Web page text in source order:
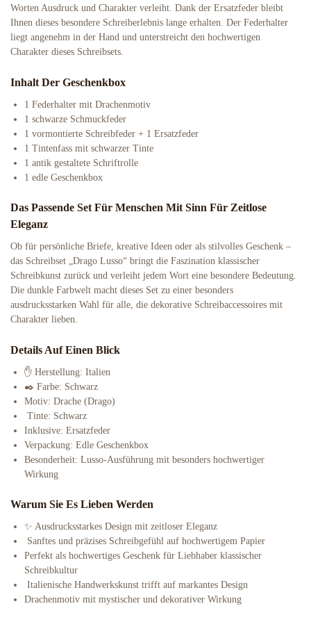
Worten Ausdruck und Charakter verleiht. Dank der Ersatzfeder bleibt
Ihnen dieses besondere Schreiberlebnis lange erhalten. Der Federhalter
liegt angenehm in der Hand und unterstreicht den hochwertigen
Charakter dieses Schreibsets.
Inhalt Der Geschenkbox
1 Federhalter mit Drachenmotiv
1 schwarze Schmuckfeder
1 vormontierte Schreibfeder + 1 Ersatzfeder
1 Tintenfass mit schwarzer Tinte
1 antik gestaltete Schriftrolle
1 edle Geschenkbox
Das Passende Set Für Menschen Mit Sinn Für Zeitlose
Eleganz
Ob für persönliche Briefe, kreative Ideen oder als stilvolles Geschenk –
das Schreibset „Drago Lusso“ bringt die Faszination klassischer
Schreibkunst zurück und verleiht jedem Wort eine besondere Bedeutung.
Die dunkle Farbwelt macht dieses Set zu einer besonders
ausdrucksstarken Wahl für alle, die dekorative Schreibaccessoires mit
Charakter lieben.
Details Auf Einen Blick
✋ Herstellung: Italien
✒️ Farbe: Schwarz
Motiv: Drache (Drago)
️ Tinte: Schwarz
Inklusive: Ersatzfeder
Verpackung: Edle Geschenkbox
Besonderheit: Lusso-Ausführung mit besonders hochwertiger
Wirkung
Warum Sie Es Lieben Werden
✨ Ausdrucksstarkes Design mit zeitloser Eleganz
️ Sanftes und präzises Schreibgefühl auf hochwertigem Papier
Perfekt als hochwertiges Geschenk für Liebhaber klassischer
Schreibkultur
️ Italienische Handwerkskunst trifft auf markantes Design
Drachenmotiv mit mystischer und dekorativer Wirkung